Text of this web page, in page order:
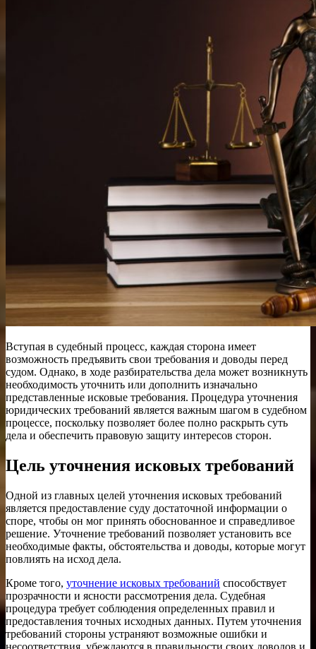
Вступая в судебный процесс, каждая сторона имеет
возможность предъявить свои требования и доводы перед
судом. Однако, в ходе разбирательства дела может возникнуть
необходимость уточнить или дополнить изначально
представленные исковые требования. Процедура уточнения
юридических требований является важным шагом в судебном
процессе, поскольку позволяет более полно раскрыть суть
дела и обеспечить правовую защиту интересов сторон.
Цель уточнения исковых требований
Одной из главных целей уточнения исковых требований
является предоставление суду достаточной информации о
споре, чтобы он мог принять обоснованное и справедливое
решение. Уточнение требований позволяет установить все
необходимые факты, обстоятельства и доводы, которые могут
повлиять на исход дела.
Кроме того, уточнение исковых требований способствует
прозрачности и ясности рассмотрения дела. Судебная
процедура требует соблюдения определенных правил и
предоставления точных исходных данных. Путем уточнения
требований стороны устраняют возможные ошибки и
несоответствия, убеждаются в правильности своих доводов и